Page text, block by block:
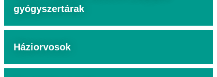
gyógyszertárak
Háziorvosok